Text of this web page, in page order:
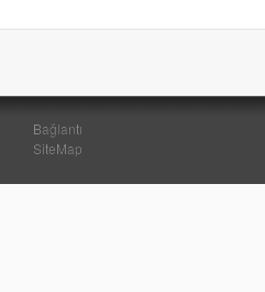
Bağlantı
SiteMap